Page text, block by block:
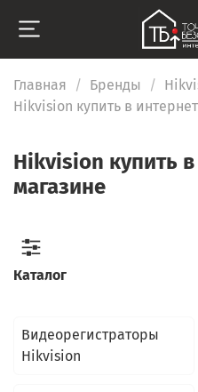
Главная Бренды
Hikvision купить в
Hikvision купить
магазине
Видеорегистраторы
Hikvision
Каталог